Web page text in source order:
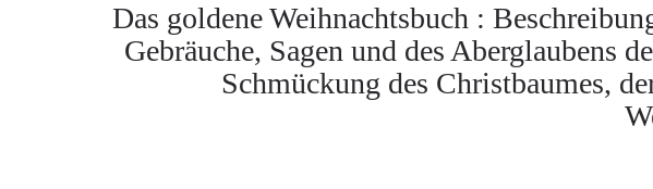
Das goldene Weihnachtsbuch :
Gebräuche, Sagen und des Aberglaubens
Schmückung des Christbaumes,